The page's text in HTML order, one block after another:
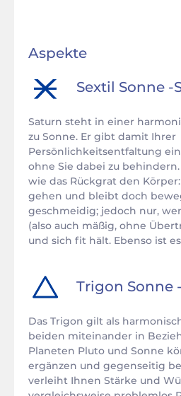
Aspekte
Sextil Sonne -
Saturn steht in einer
zu Sonne. Er gibt damit Ihrer
Persönlichkeitsentfaltung
ohne Sie dabei zu
wie das Rückgrat den
gehen und bleibt doch
geschmeidig; jedoch nur,
(also auch mäßig, ohne
und sich fit hält. Ebenso ist
Trigon Sonne -
Das Trigon gilt als
beiden miteinander in
Planeten Pluto und Sonne
ergänzen und gegenseitig
verleiht Ihnen Stärke und